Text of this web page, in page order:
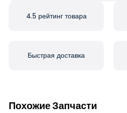
4.5 рейтинг товара
Быстрая доставка
Похожие Запчасти